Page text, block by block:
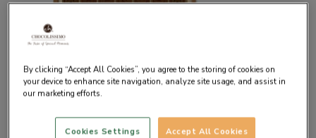
By clicking “Accept All Cookies”, you agree to the storing of cookies on
your device to enhance site navigation, analyze site usage, and assist in
our marketing efforts.
Accept All Cookies
Cookies Settings